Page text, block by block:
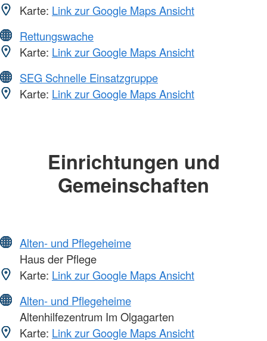
Karte: Link zur Google Maps Ansicht
Rettungswache
Karte: Link zur Google Maps Ansicht
SEG Schnelle Einsatzgruppe
Karte: Link zur Google Maps Ansicht
Einrichtungen und
Gemeinschaften
Alten- und Pflegeheime
Haus der Pflege
Karte: Link zur Google Maps Ansicht
Alten- und Pflegeheime
Altenhilfezentrum Im Olgagarten
Karte: Link zur Google Maps Ansicht